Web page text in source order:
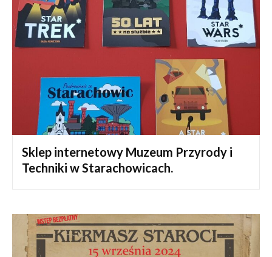
Sklep internetowy Muzeum Przyrody i
Techniki w Starachowicach.